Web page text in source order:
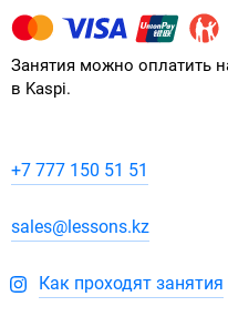
Занятия можно оплатить
в Kaspi.
+7 777 150 51 51
sales@lessons.kz
Как проходят занятия